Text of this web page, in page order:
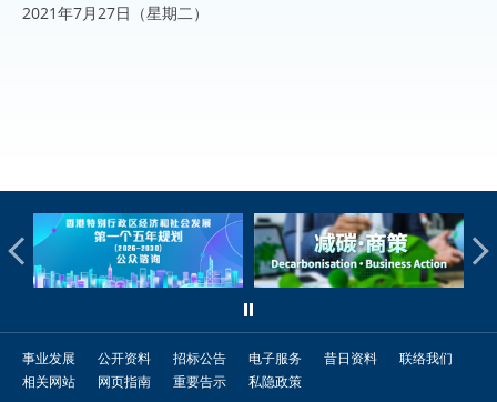
2021年7月27日（星期二）
事业发展 公开资料 招标公告 电子服务 昔日资料
联络我们
相关网站
网页指南 重要告示 私隐政策